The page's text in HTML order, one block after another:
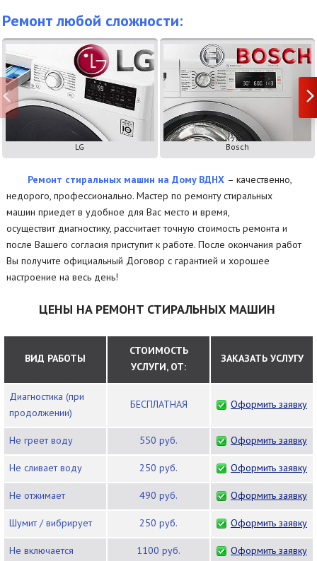
Ремонт любой сложности:
LG Bosch
Ремонт стиральных машин на Дому ВДНХ – качественно,
недорого, профессионально. Мастер по ремонту стиральных
машин приедет в удобное для Вас место и время,
осуществит диагностику, рассчитает точную стоимость ремонта и
после Вашего согласия приступит к работе. После окончания работ
Вы получите официальный Договор с гарантией и хорошее
настроение на весь день!
ЦЕНЫ НА РЕМОНТ СТИРАЛЬНЫХ МАШИН
ВИД РАБОТЫ
СТОИМОСТЬ
УСЛУГИ, ОТ:
ЗАКАЗАТЬ УСЛУГУ
Диагностика (при
продолжении)
БЕСПЛАТНАЯ Оформить заявку
Не греет воду 550 руб. Оформить заявку
Не сливает воду 250 руб. Оформить заявку
Не отжимает 490 руб. Оформить заявку
Шумит / вибрирует 250 руб. Оформить заявку
Не включается 1100 руб. Оформить заявку